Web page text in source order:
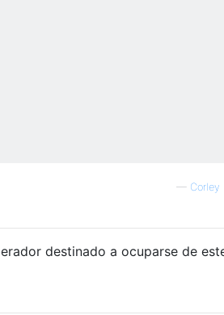
— Corley
destinado a ocuparse de